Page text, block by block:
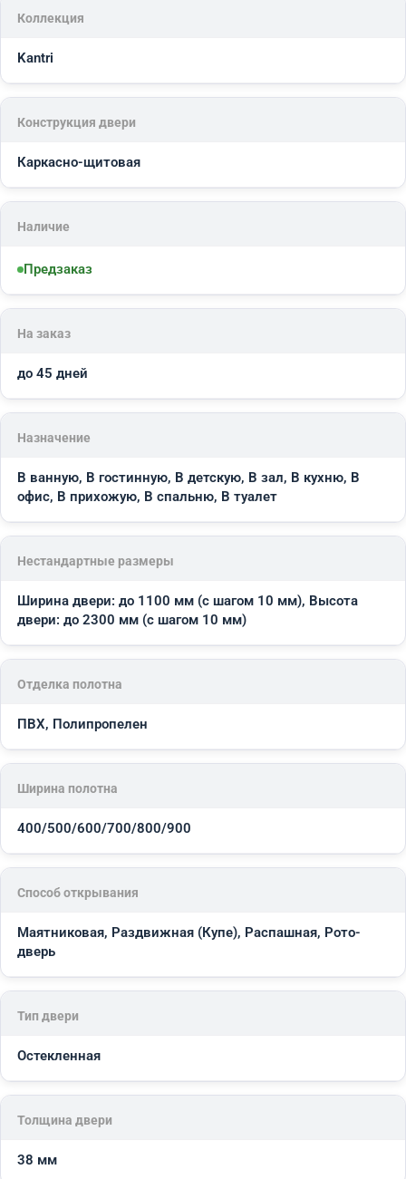
Коллекция
Kantri
Конструкция двери
Каркасно-щитовая
Наличие
Предзаказ
На заказ
до 45 дней
Назначение
В ванную, В гостинную, В детскую, В зал, В кухню, В
офис, В прихожую, В спальню, В туалет
Нестандартные размеры
Ширина двери: до 1100 мм (с шагом 10 мм), Высота
двери: до 2300 мм (с шагом 10 мм)
Отделка полотна
ПВХ, Полипропелен
Ширина полотна
400/500/600/700/800/900
Способ открывания
Маятниковая, Раздвижная (Купе), Распашная, Рото-
дверь
Тип двери
Остекленная
Толщина двери
38 мм